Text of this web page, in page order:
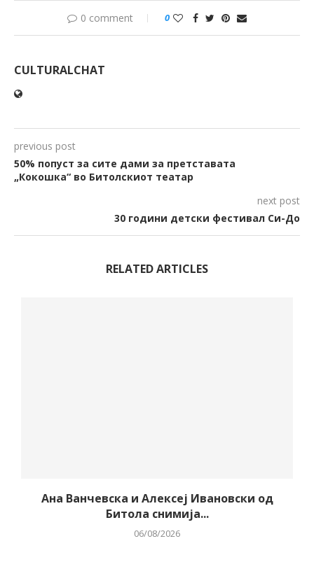
0 comment 0
CULTURALCHAT
previous post
50% попуст за сите дами за претставата
„Кокошка“ во Битолскиот театар
next post
30 години детски фестивал Си-До
RELATED ARTICLES
Ана Ванчевска и Алексеј Ивановски од
Битола снимија...
06/08/2026